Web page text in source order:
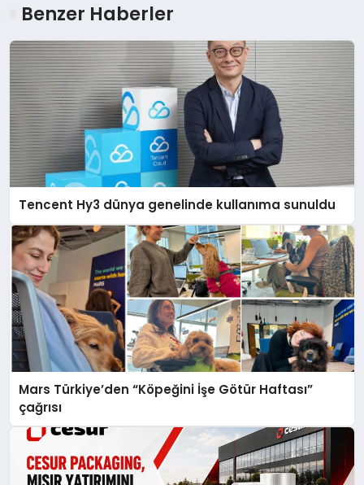
Benzer Haberler
Tencent Hy3 dünya genelinde kullanıma sunuldu
Mars Türkiye’den “Köpeğini İşe Götür Haftası”
çağrısı